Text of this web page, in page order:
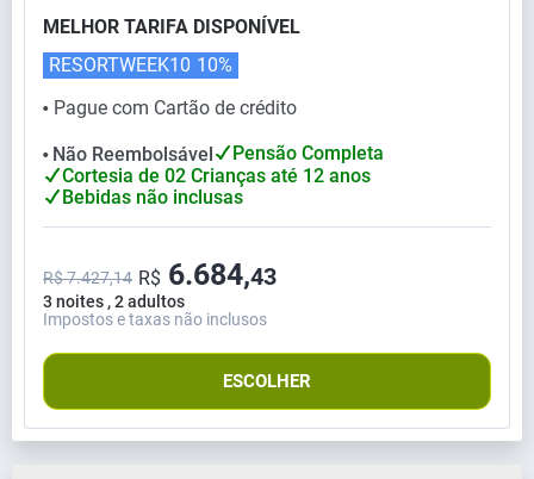
MELHOR TARIFA DISPONÍVEL
⬤ Pague com Cartão de crédito
RESORTWEEK10 10%
⬤ Não Reembolsável
Pensão Completa
Cortesia de 02 Crianças até 12 anos
Bebidas não inclusas
3 noites , 2 adultos
R$ 7.427,14 R$ 6.684,43
Impostos e taxas não inclusos
ESCOLHER